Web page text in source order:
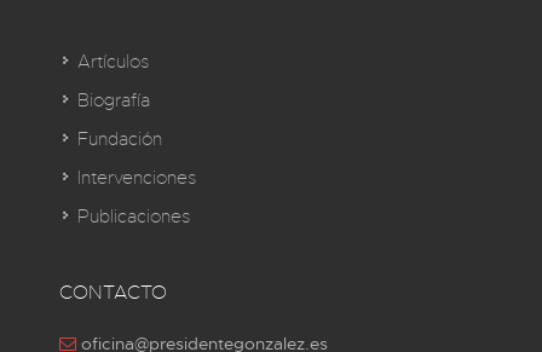
Artículos
Biografía
Fundación
Intervenciones
Publicaciones
CONTACTO
oficina@presidentegonzalez.es